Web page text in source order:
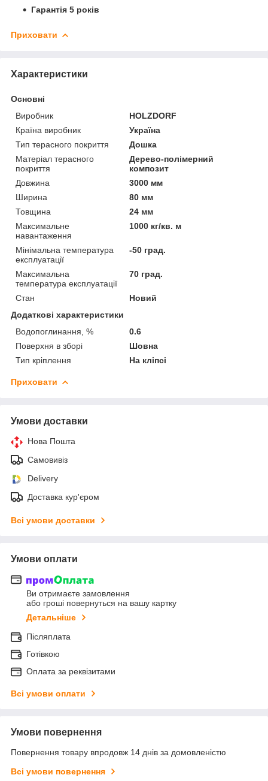
Гарантія 5 років
Приховати
Характеристики
Основні
Виробник
HOLZDORF
Країна виробник
Україна
Тип терасного покриття
Дошка
Матеріал терасного
покриття
Дерево-полімерний
композит
Довжина
3000 мм
Ширина
80 мм
Товщина
24 мм
Максимальне
навантаження
1000 кг/кв. м
Мінімальна температура
експлуатації
-50 град.
Максимальна
температура експлуатації
70 град.
Стан
Новий
Додаткові характеристики
Водопоглинання, %
0.6
Поверхня в зборі
Шовна
Тип кріплення
На кліпсі
Приховати
Умови доставки
Нова Пошта
Самовивіз
Delivery
Доставка кур'єром
Всі умови доставки
Умови оплати
Ви отримаєте замовлення
або гроші повернуться на вашу картку
Детальніше
Післяплата
Готівкою
Оплата за реквізитами
Всі умови оплати
Умови повернення
Повернення товару впродовж 14 днів за домовленістю
Всі умови повернення